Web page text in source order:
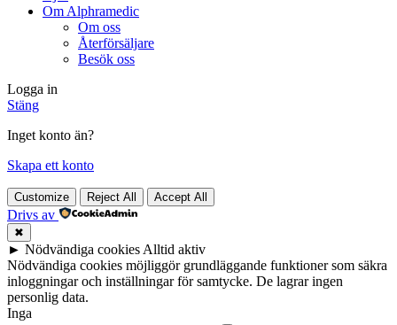
Om Alphramedic
Om oss
Återförsäljare
Besök oss
Logga in
Stäng
Inget konto än?
Skapa ett konto
Customize Reject All Accept All
Drivs av
✖
► Nödvändiga cookies Alltid aktiv
Nödvändiga cookies möjliggör grundläggande funktioner som säkra
inloggningar och inställningar för samtycke. De lagrar ingen
personlig data.
Inga